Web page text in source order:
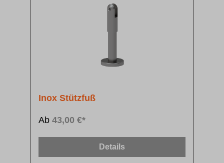
Inox Stützfuß
Ab 43,00 €*
Details